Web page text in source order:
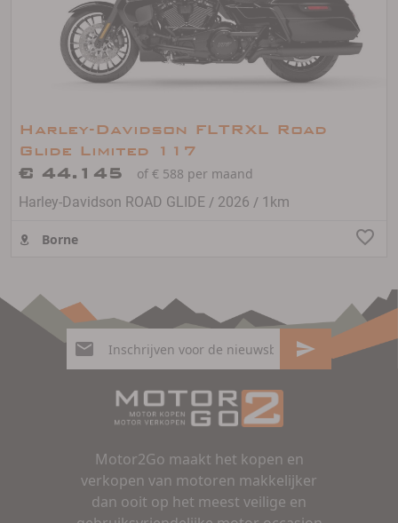
Harley-Davidson FLTRXL Road
Glide Limited 117
€ 44.145
of € 588 per maand
Harley-Davidson ROAD GLIDE / 2026 / 1km
Borne
Motor2Go maakt het kopen en
verkopen van motoren makkelijker
dan ooit op het meest veilige en